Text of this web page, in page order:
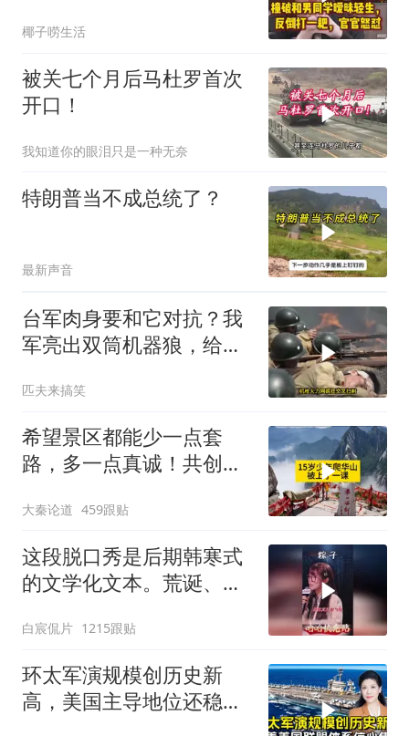
椰子唠生活
被关七个月后马杜罗首次
开口！
我知道你的眼泪只是一种无奈
特朗普当不成总统了？
最新声音
台军肉身要和它对抗？我
军亮出双筒机器狼，给登
匹夫来搞笑
希望景区都能少一点套
路，多一点真诚！共创良
大秦论道 459跟贴
这段脱口秀是后期韩寒式
的文学化文本。荒诞、激
白宸侃片 1215跟贴
环太军演规模创历史新
高，美国主导地位还稳得